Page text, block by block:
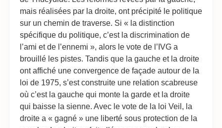
mais réalisées par la droite, ont précipité le politique
sur un chemin de traverse. Si « la distinction
spécifique du politique, c’est la discrimination de
l’ami et de l’ennemi », alors le vote de l’IVG a
brouillé les pistes. Tandis que la gauche et la droite
ont affiché une convergence de façade autour de la
loi de 1975, s’est construite une relation scabreuse
où c’est la gauche qui monte la garde et la droite
qui baisse la sienne. Avec le vote de la loi Veil, la
droite a « gagné » une liberté sous protection de la